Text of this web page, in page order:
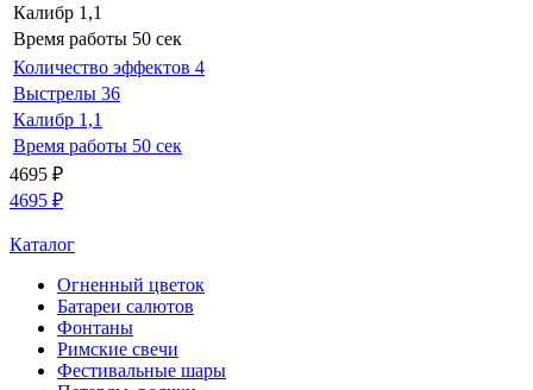
Калибр 1,1
Время работы 50 сек
Количество эффектов 4
Выстрелы 36
Калибр 1,1
Время работы 50 сек
4695 ₽
4695 ₽
Каталог
Огненный цветок
Батареи салютов
Фонтаны
Римские свечи
Фестивальные шары